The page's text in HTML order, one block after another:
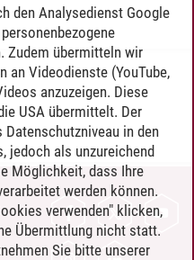
den Analysedienst Google
Zudem übermitteln wir
an Videodienste (YouTube,
anzuzeigen. Diese
USA übermittelt. Der
in den
jedoch als unzureichend
Möglichkeit, dass Ihre
werden können.
verwenden" klicken,
Übermittlung nicht statt.
Sie bitte unserer